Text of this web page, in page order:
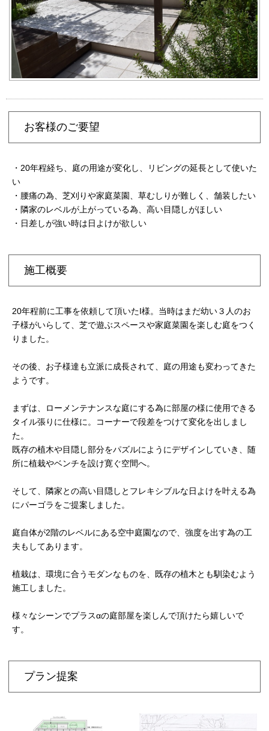
お客様のご要望
・20年程経ち、庭の用途が変化し、リビングの延長として使いた
い
・腰痛の為、芝刈りや家庭菜園、草むしりが難しく、舗装したい
・隣家のレベルが上がっている為、高い目隠しがほしい
・日差しが強い時は日よけが欲しい
施工概要
20年程前に工事を依頼して頂いたI様。当時はまだ幼い３人のお
子様がいらして、芝で遊ぶスペースや家庭菜園を楽しむ庭をつく
りました。
その後、お子様達も立派に成長されて、庭の用途も変わってきた
ようです。
まずは、ローメンテナンスな庭にする為に部屋の様に使用できる
タイル張りに仕様に。コーナーで段差をつけて変化を出しまし
た。
既存の植木や目隠し部分をパズルにようにデザインしていき、随
所に植栽やベンチを設け寛ぐ空間へ。
そして、隣家との高い目隠しとフレキシブルな日よけを叶える為
にパーゴラをご提案しました。
庭自体が2階のレベルにある空中庭園なので、強度を出す為の工
夫もしてあります。
植栽は、環境に合うモダンなものを、既存の植木とも馴染むよう
施工しました。
様々なシーンでプラスαの庭部屋を楽しんで頂けたら嬉しいで
す。
プラン提案